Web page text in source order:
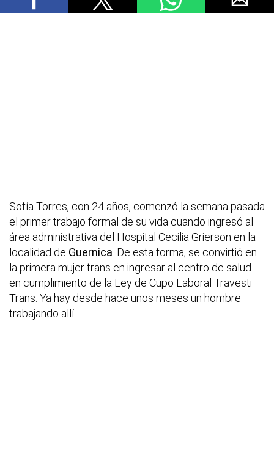
Sofía Torres, con 24 años, comenzó la semana pasada
el primer trabajo formal de su vida cuando ingresó al
área administrativa del Hospital Cecilia Grierson en la
localidad de Guernica. De esta forma, se convirtió en
la primera mujer trans en ingresar al centro de salud
en cumplimiento de la Ley de Cupo Laboral Travesti
Trans. Ya hay desde hace unos meses un hombre
trabajando allí.